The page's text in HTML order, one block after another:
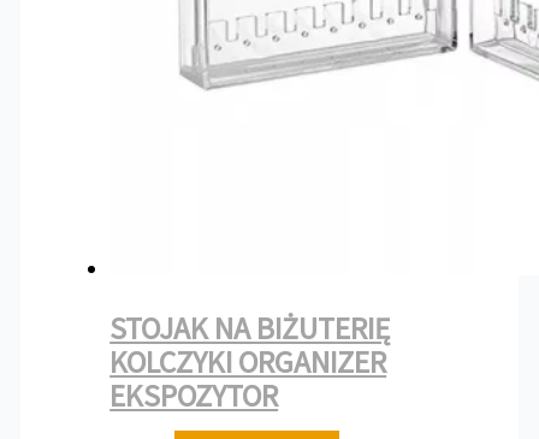
STOJAK NA BIŻUTERIĘ
KOLCZYKI ORGANIZER
EKSPOZYTOR